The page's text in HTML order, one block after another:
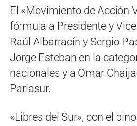
El «Movimiento de Acción
fórmula a Presidente y
Raúl Albarracín y Sergio
Jorge Esteban en la
nacionales y a Omar
Parlasur.
«Libres del Sur», con el